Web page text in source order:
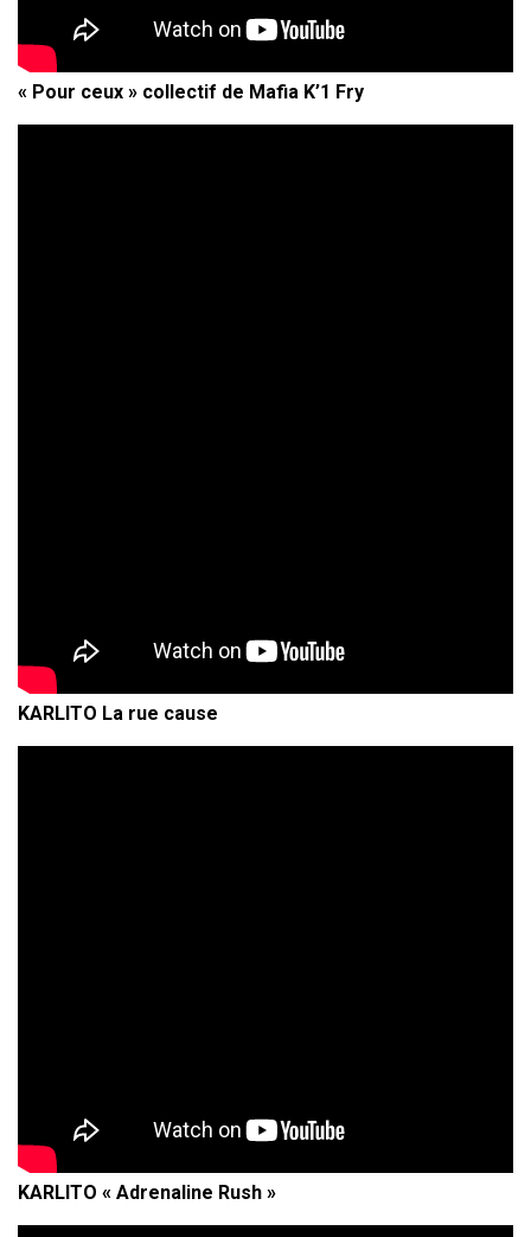
« Pour ceux » collectif de Mafia K’1 Fry
KARLITO La rue cause
KARLITO « Adrenaline Rush »